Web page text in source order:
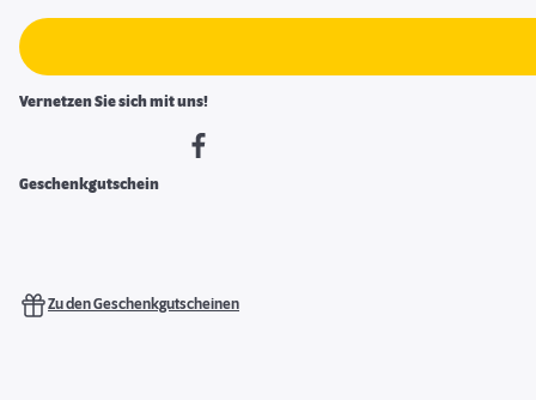
Vernetzen Sie sich mit uns!
Geschenkgutschein
Zu den Geschenkgutscheinen